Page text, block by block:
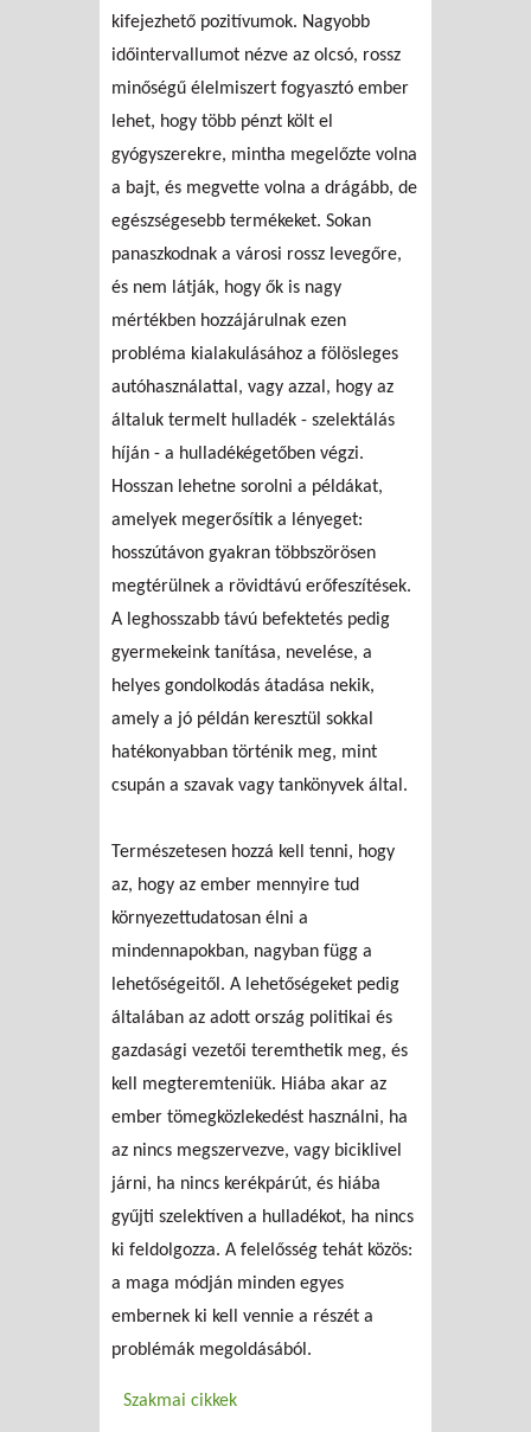
kifejezhető pozitívumok. Nagyobb
időintervallumot nézve az olcsó, rossz
minőségű élelmiszert fogyasztó ember
lehet, hogy több pénzt költ el
gyógyszerekre, mintha megelőzte volna
a bajt, és megvette volna a drágább, de
egészségesebb termékeket. Sokan
panaszkodnak a városi rossz levegőre,
és nem látják, hogy ők is nagy
mértékben hozzájárulnak ezen
probléma kialakulásához a fölösleges
autóhasználattal, vagy azzal, hogy az
általuk termelt hulladék - szelektálás
híján - a hulladékégetőben végzi.
Hosszan lehetne sorolni a példákat,
amelyek megerősítik a lényeget:
hosszútávon gyakran többszörösen
megtérülnek a rövidtávú erőfeszítések.
A leghosszabb távú befektetés pedig
gyermekeink tanítása, nevelése, a
helyes gondolkodás átadása nekik,
amely a jó példán keresztül sokkal
hatékonyabban történik meg, mint
csupán a szavak vagy tankönyvek által.
Természetesen hozzá kell tenni, hogy
az, hogy az ember mennyire tud
környezettudatosan élni a
mindennapokban, nagyban függ a
lehetőségeitől. A lehetőségeket pedig
általában az adott ország politikai és
gazdasági vezetői teremthetik meg, és
kell megteremteniük. Hiába akar az
ember tömegközlekedést használni, ha
az nincs megszervezve, vagy biciklivel
járni, ha nincs kerékpárút, és hiába
gyűjti szelektíven a hulladékot, ha nincs
ki feldolgozza. A felelősség tehát közös:
a maga módján minden egyes
embernek ki kell vennie a részét a
problémák megoldásából.
Szakmai cikkek